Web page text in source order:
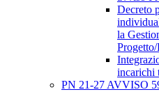
Decreto
la
incarichi
PN 21-27 AVVISO